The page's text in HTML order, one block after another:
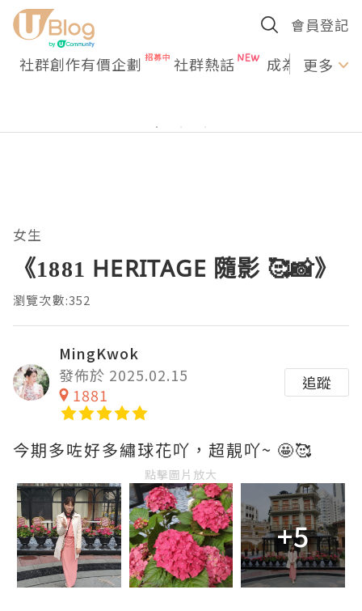
會員登記
社群創作有價企劃 社群熱話 成為U更多
女生
《1881 HERITAGE 隨影 🥰📸》
瀏覽次數:352
MingKwok
發佈於 2025.02.15
1881
追蹤
今期多咗好多繡球花吖，超靚吖~ 🤩🥰
點擊圖片放大
+5